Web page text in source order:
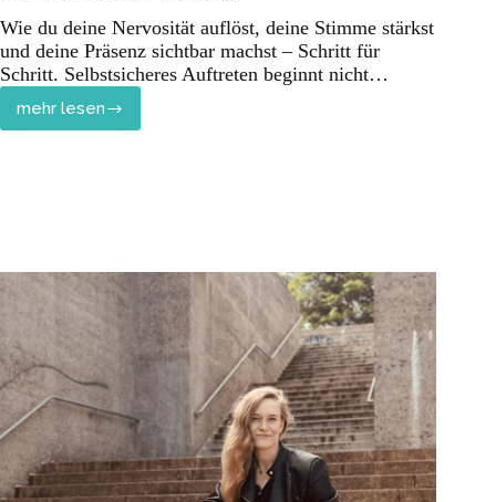
Wie du deine Nervosität auflöst, deine Stimme stärkst
und deine Präsenz sichtbar machst – Schritt für
Schritt. Selbstsicheres Auftreten beginnt nicht…
mehr lesen